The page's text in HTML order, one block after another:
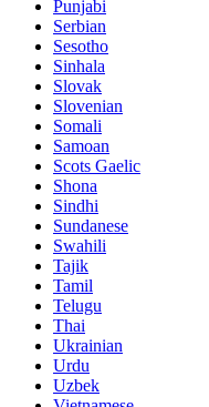
Punjabi
Serbian
Sesotho
Sinhala
Slovak
Slovenian
Somali
Samoan
Scots Gaelic
Shona
Sindhi
Sundanese
Swahili
Tajik
Tamil
Telugu
Thai
Ukrainian
Urdu
Uzbek